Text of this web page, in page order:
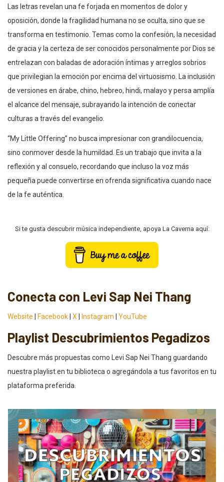
Las letras revelan una fe forjada en momentos de dolor y
oposición, donde la fragilidad humana no se oculta, sino que se
transforma en testimonio. Temas como la confesión, la necesidad
de gracia y la certeza de ser conocidos personalmente por Dios se
entrelazan con baladas de adoración íntimas y arreglos sobrios
que privilegian la emoción por encima del virtuosismo. La inclusión
de versiones en árabe, chino, hebreo, hindi, malayo y persa amplía
el alcance del mensaje, subrayando la intención de conectar
culturas a través del evangelio.
“My Little Offering” no busca impresionar con grandilocuencia,
sino conmover desde la humildad. Es un trabajo que invita a la
reflexión y al consuelo, recordando que incluso la voz más
pequeña puede convertirse en ofrenda significativa cuando nace
de la fe auténtica.
Si te gusta descubrir música independiente, apoya La Caverna aquí:
Conecta con Levi Sap Nei Thang
Website Facebook X Instagram YouTube
Playlist Descubrimientos Pegadizos
Descubre más propuestas como Levi Sap Nei Thang guardando
nuestra playlist en tu biblioteca o agregándola a tus favoritos en tu
plataforma preferida.